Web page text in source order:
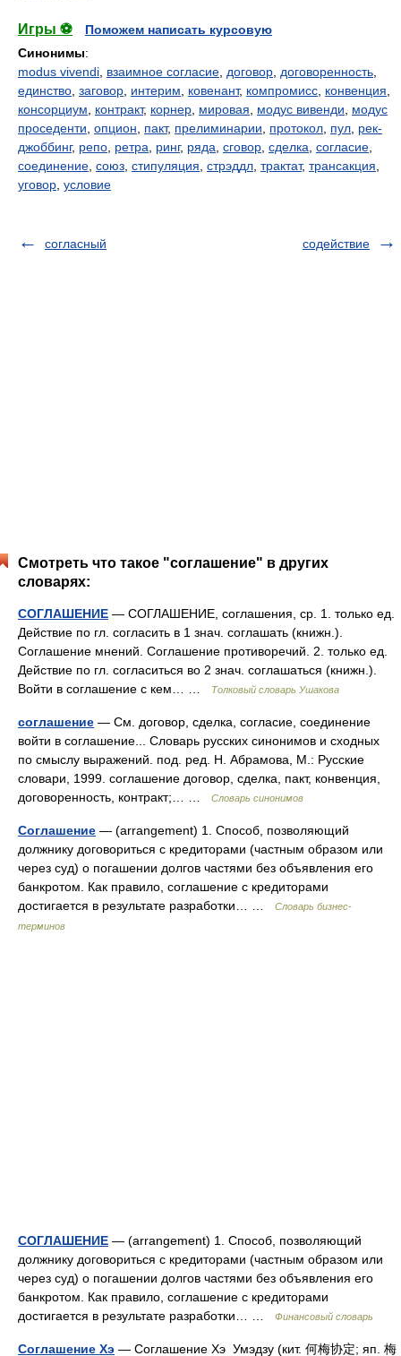
Игры ⚽
Поможем написать курсовую
Синонимы:
modus vivendi взаимное согласие договор договоренность
единство заговор интерим ковенант, компромисс конвенция
консорциум
контракт, корнер мировая модус вивенди
модус
проседенти опцион пакт, прелиминарии протокол пул рек-
джоббинг, репо ретра ринг, ряда сговор сделка согласие
соединение союз стипуляция стрэддл трактат, трансакция
уговор условие
согласный содействие
Смотреть что такое "соглашение" в других
словарях:
СОГЛАШЕНИЕ — СОГЛАШЕНИЕ, соглашения, ср. 1. только ед.
Действие по гл. согласить в 1 знач. соглашать (книжн.).
Соглашение мнений. Соглашение противоречий. 2. только ед.
Действие по гл. согласиться во 2 знач. соглашаться (книжн.).
Войти в соглашение с кем… …
Толковый словарь Ушакова
соглашение — См. договор, сделка, согласие, соединение
войти в соглашение... Словарь русских синонимов и сходных
по смыслу выражений. под. ред. Н. Абрамова, М.: Русские
словари, 1999. соглашение договор, сделка, пакт, конвенция,
договоренность, контракт;… …
Словарь синонимов
Соглашение — (arrangement) 1. Способ, позволяющий
должнику договориться с кредиторами (частным образом или
через суд) о погашении долгов частями без объявления его
банкротом. Как правило, соглашение с кредиторами
достигается в результате разработки… …
Словарь бизнес-
терминов
СОГЛАШЕНИЕ — (arrangement) 1. Способ, позволяющий
должнику договориться с кредиторами (частным образом или
через суд) о погашении долгов частями без объявления его
банкротом. Как правило, соглашение с кредиторами
достигается в результате разработки… …
Финансовый словарь
Соглашение Хэ — Соглашение Хэ Умэдзу (кит. 何梅协定; яп. 梅